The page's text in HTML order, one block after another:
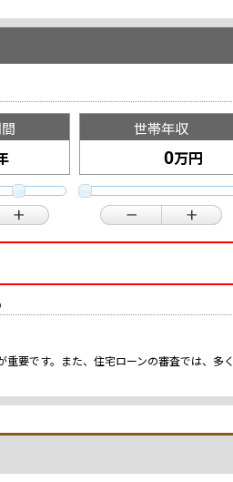
世帯年収
万円
要です。また、住宅ローンの審査では、多く